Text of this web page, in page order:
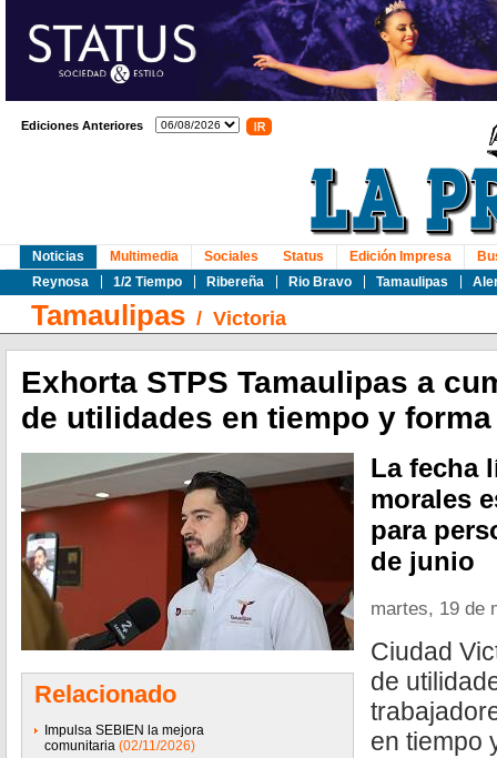
Ediciones Anteriores
Noticias
Reynosa
1/2 Tiempo Ribereña Rio Bravo Tamaulipas
Multimedia Sociales Status Edición Impresa
Tamaulipas / Victoria
Exhorta STPS Tamaulipas a
de utilidades en tiempo y forma
Relacionado
Impulsa SEBIEN la mejora
comunitaria (02/11/2026)
La fecha
morales
para
de junio
martes, 19 de
Ciudad
de
en tiempo